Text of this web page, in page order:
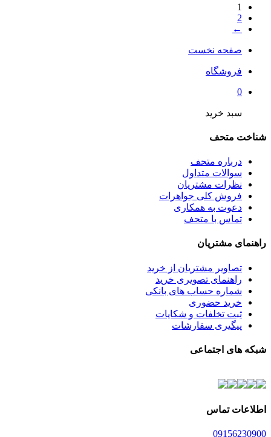
1
2
←
صفحه نخست
فروشگاه
0
سبد خرید
شناخت متحف
درباره متحف
سوالات متداول
نظرات مشتریان
فروش کلی جواهرات
دعوت به همکاری
تماس با متحف
راهنمای مشتریان
تصاویر مشتریان از خرید
راهنمای تصویری خرید
شماره حساب های بانکی
خرید حضوری
ثبت تخلفات و شکایات
پیگیری سفارشات
شبکه های اجتماعی
اطلاعات تماس
09156230900